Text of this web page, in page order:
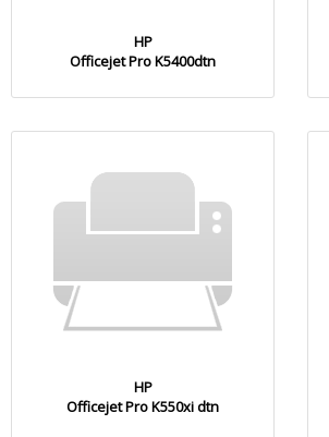
HP
Officejet Pro K5400dtn
HP
Officejet Pro K550xi dtn